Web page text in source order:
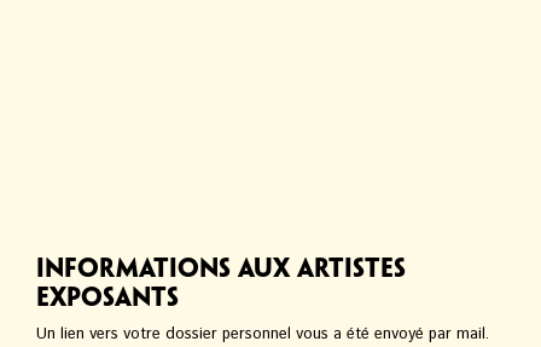
Informations aux artistes
exposants
Un lien vers votre dossier personnel vous a été envoyé par mail.